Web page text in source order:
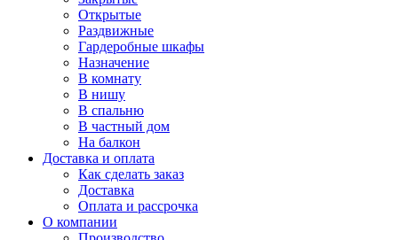
Открытые
Раздвижные
Гардеробные шкафы
Назначение
В комнату
В нишу
В спальню
В частный дом
На балкон
Доставка и оплата
Как сделать заказ
Доставка
Оплата и рассрочка
О компании